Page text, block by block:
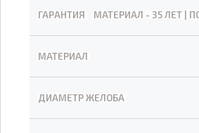
ГАРАНТИЯ МАТЕРИАЛ - 35 ЛЕТ |
МАТЕРИАЛ
ДИАМЕТР ЖЕЛОБА